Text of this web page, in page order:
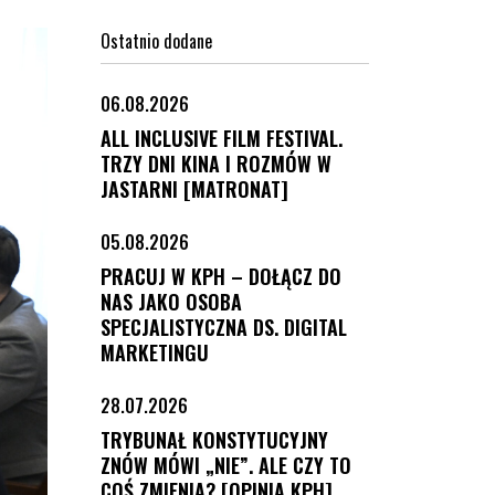
Ostatnio dodane
06.08.2026
ALL INCLUSIVE FILM FESTIVAL.
TRZY DNI KINA I ROZMÓW W
JASTARNI [MATRONAT]
05.08.2026
PRACUJ W KPH – DOŁĄCZ DO
NAS JAKO OSOBA
SPECJALISTYCZNA DS. DIGITAL
MARKETINGU
28.07.2026
TRYBUNAŁ KONSTYTUCYJNY
ZNÓW MÓWI „NIE”. ALE CZY TO